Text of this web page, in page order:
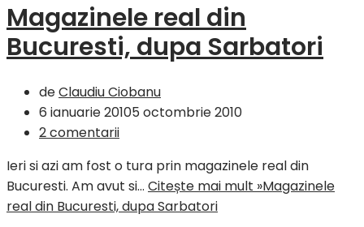
Magazinele real din
Bucuresti, dupa Sarbatori
deClaudiu Ciobanu
6 ianuarie 20105 octombrie 2010
2 comentarii
Ieri si azi am fost o tura prin magazinele real din
Bucuresti. Am avut si… Citește mai mult »Magazinele
real din Bucuresti, dupa Sarbatori